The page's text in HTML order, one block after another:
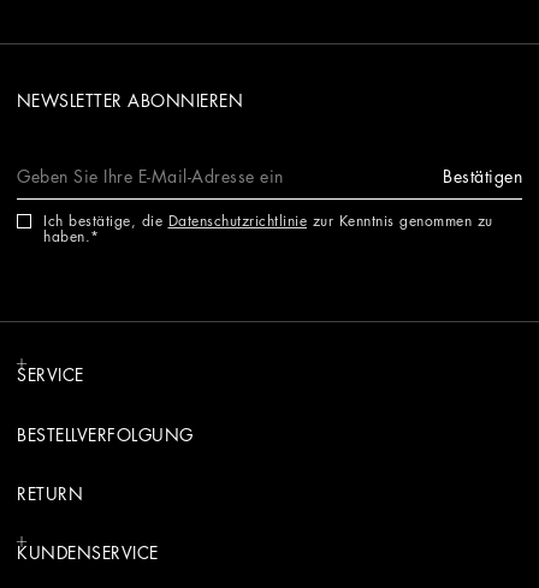
NEWSLETTER ABONNIEREN
Bestätigen
Ich bestätige, die Datenschutzrichtlinie zur Kenntnis genommen zu
haben.
SERVICE
BESTELLVERFOLGUNG
RETURN
KUNDENSERVICE